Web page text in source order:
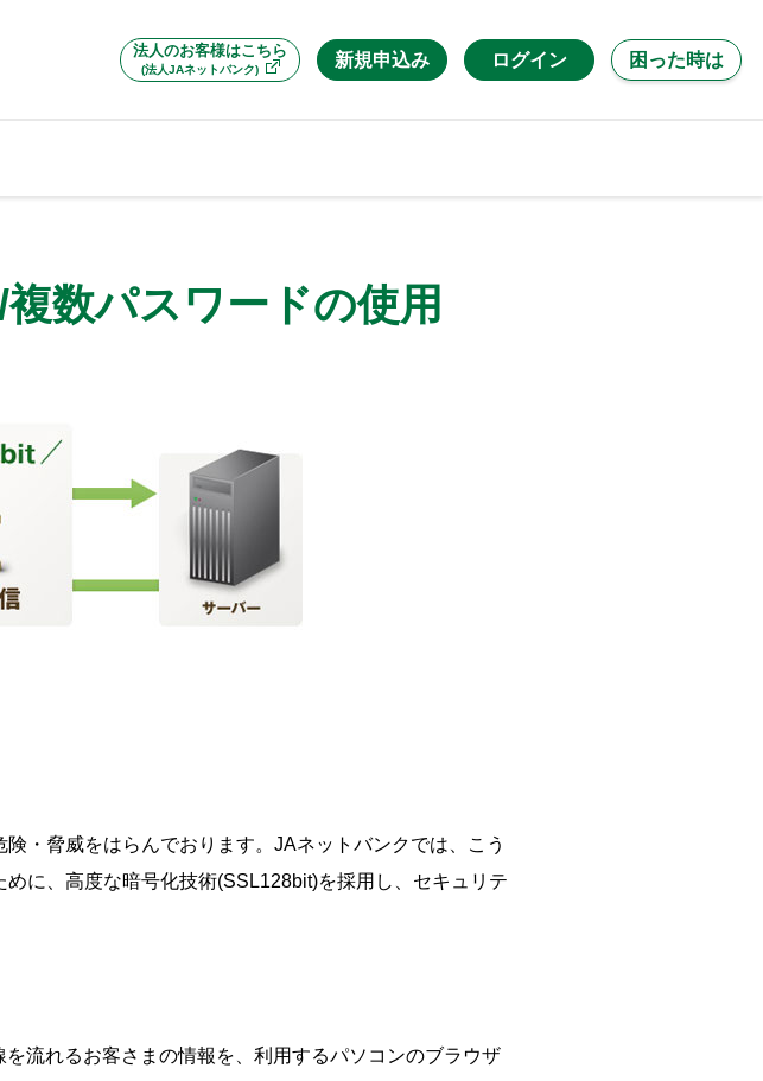
法人のお客様はこちら
(法人JAネットバンク) 新規申込み ログイン 困った時は
数パスワードの使用
・脅威をはらんでおります。JAネットバンクでは、こう
に、高度な暗号化技術(SSL128bit)を採用し、セキュリテ
流れるお客さまの情報を、利用するパソコンのブラウザ